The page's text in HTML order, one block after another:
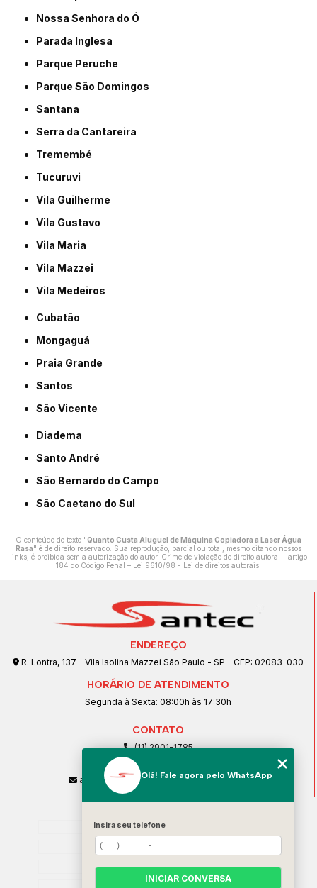
Nossa Senhora do Ó
Parada Inglesa
Parque Peruche
Parque São Domingos
Santana
Serra da Cantareira
Tremembé
Tucuruvi
Vila Guilherme
Vila Gustavo
Vila Maria
Vila Mazzei
Vila Medeiros
Cubatão
Mongaguá
Praia Grande
Santos
São Vicente
Diadema
Santo André
São Bernardo do Campo
São Caetano do Sul
O conteúdo do texto "Quanto Custa Aluguel de Máquina Copiadora a Laser Água
Rasa" é de direito reservado. Sua reprodução, parcial ou total, mesmo citando nossos
links, é proibida sem a autorização do autor. Crime de violação de direito autoral – artigo
184 do Código Penal – Lei 9610/98 - Lei de direitos autorais
ENDEREÇO
R. Lontra, 137 - Vila Isolina Mazzei São Paulo - SP - CEP: 02083-030
HORÁRIO DE ATENDIMENTO
Segunda à Sexta: 08:00h às 17:30h
CONTATO
(11) 2901-1785
(11) 99239-1832
atendimento@santeccopiadoras.com.br
Home
Empresa
SERVIÇOS
Olá! Fale agora pelo WhatsApp
Insira seu telefone
INICIAR CONVERSA